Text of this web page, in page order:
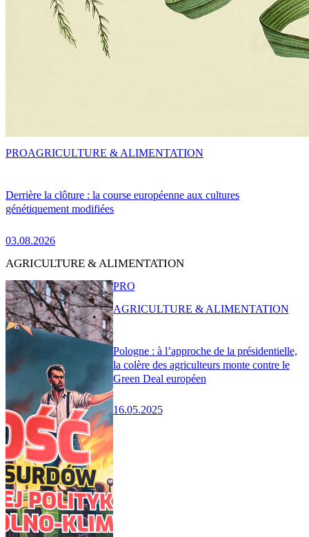
Derrière la clôture : la course européenne aux cultures
génétiquement modifiées
03.08.2026
PROAGRICULTURE & ALIMENTATION
AGRICULTURE & ALIMENTATION
Pologne : à l’approche de la présidentielle,
la colère des agriculteurs monte contre le
Green Deal européen
16.05.2025
PRO
AGRICULTURE & ALIMENTATION